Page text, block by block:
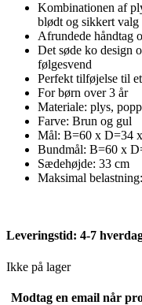
Kombinationen af
blødt og sikkert
Afrundede håndtag
Det søde ko design
følgesvend
Perfekt tilføjelse til
For børn over 3 år
Materiale: plys,
Farve: Brun og gul
Mål: B=60 x D=34
Bundmål: B=60 x
Sædehøjde: 33 cm
Maksimal
Leveringstid: 4-7
Ikke på lager
Modtag en email når